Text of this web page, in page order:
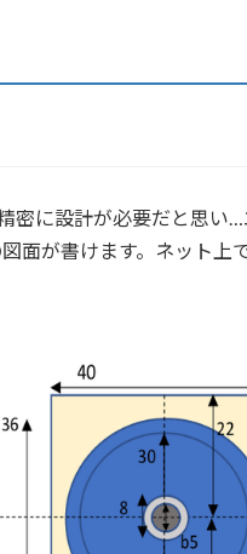
密に設計が必要だと思い
面が書けます。ネット上